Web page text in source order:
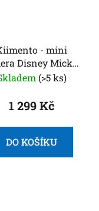
- mini
Disney Mickey
Mouse(>5 ks)
1 299 Kč
DO KOŠÍKU